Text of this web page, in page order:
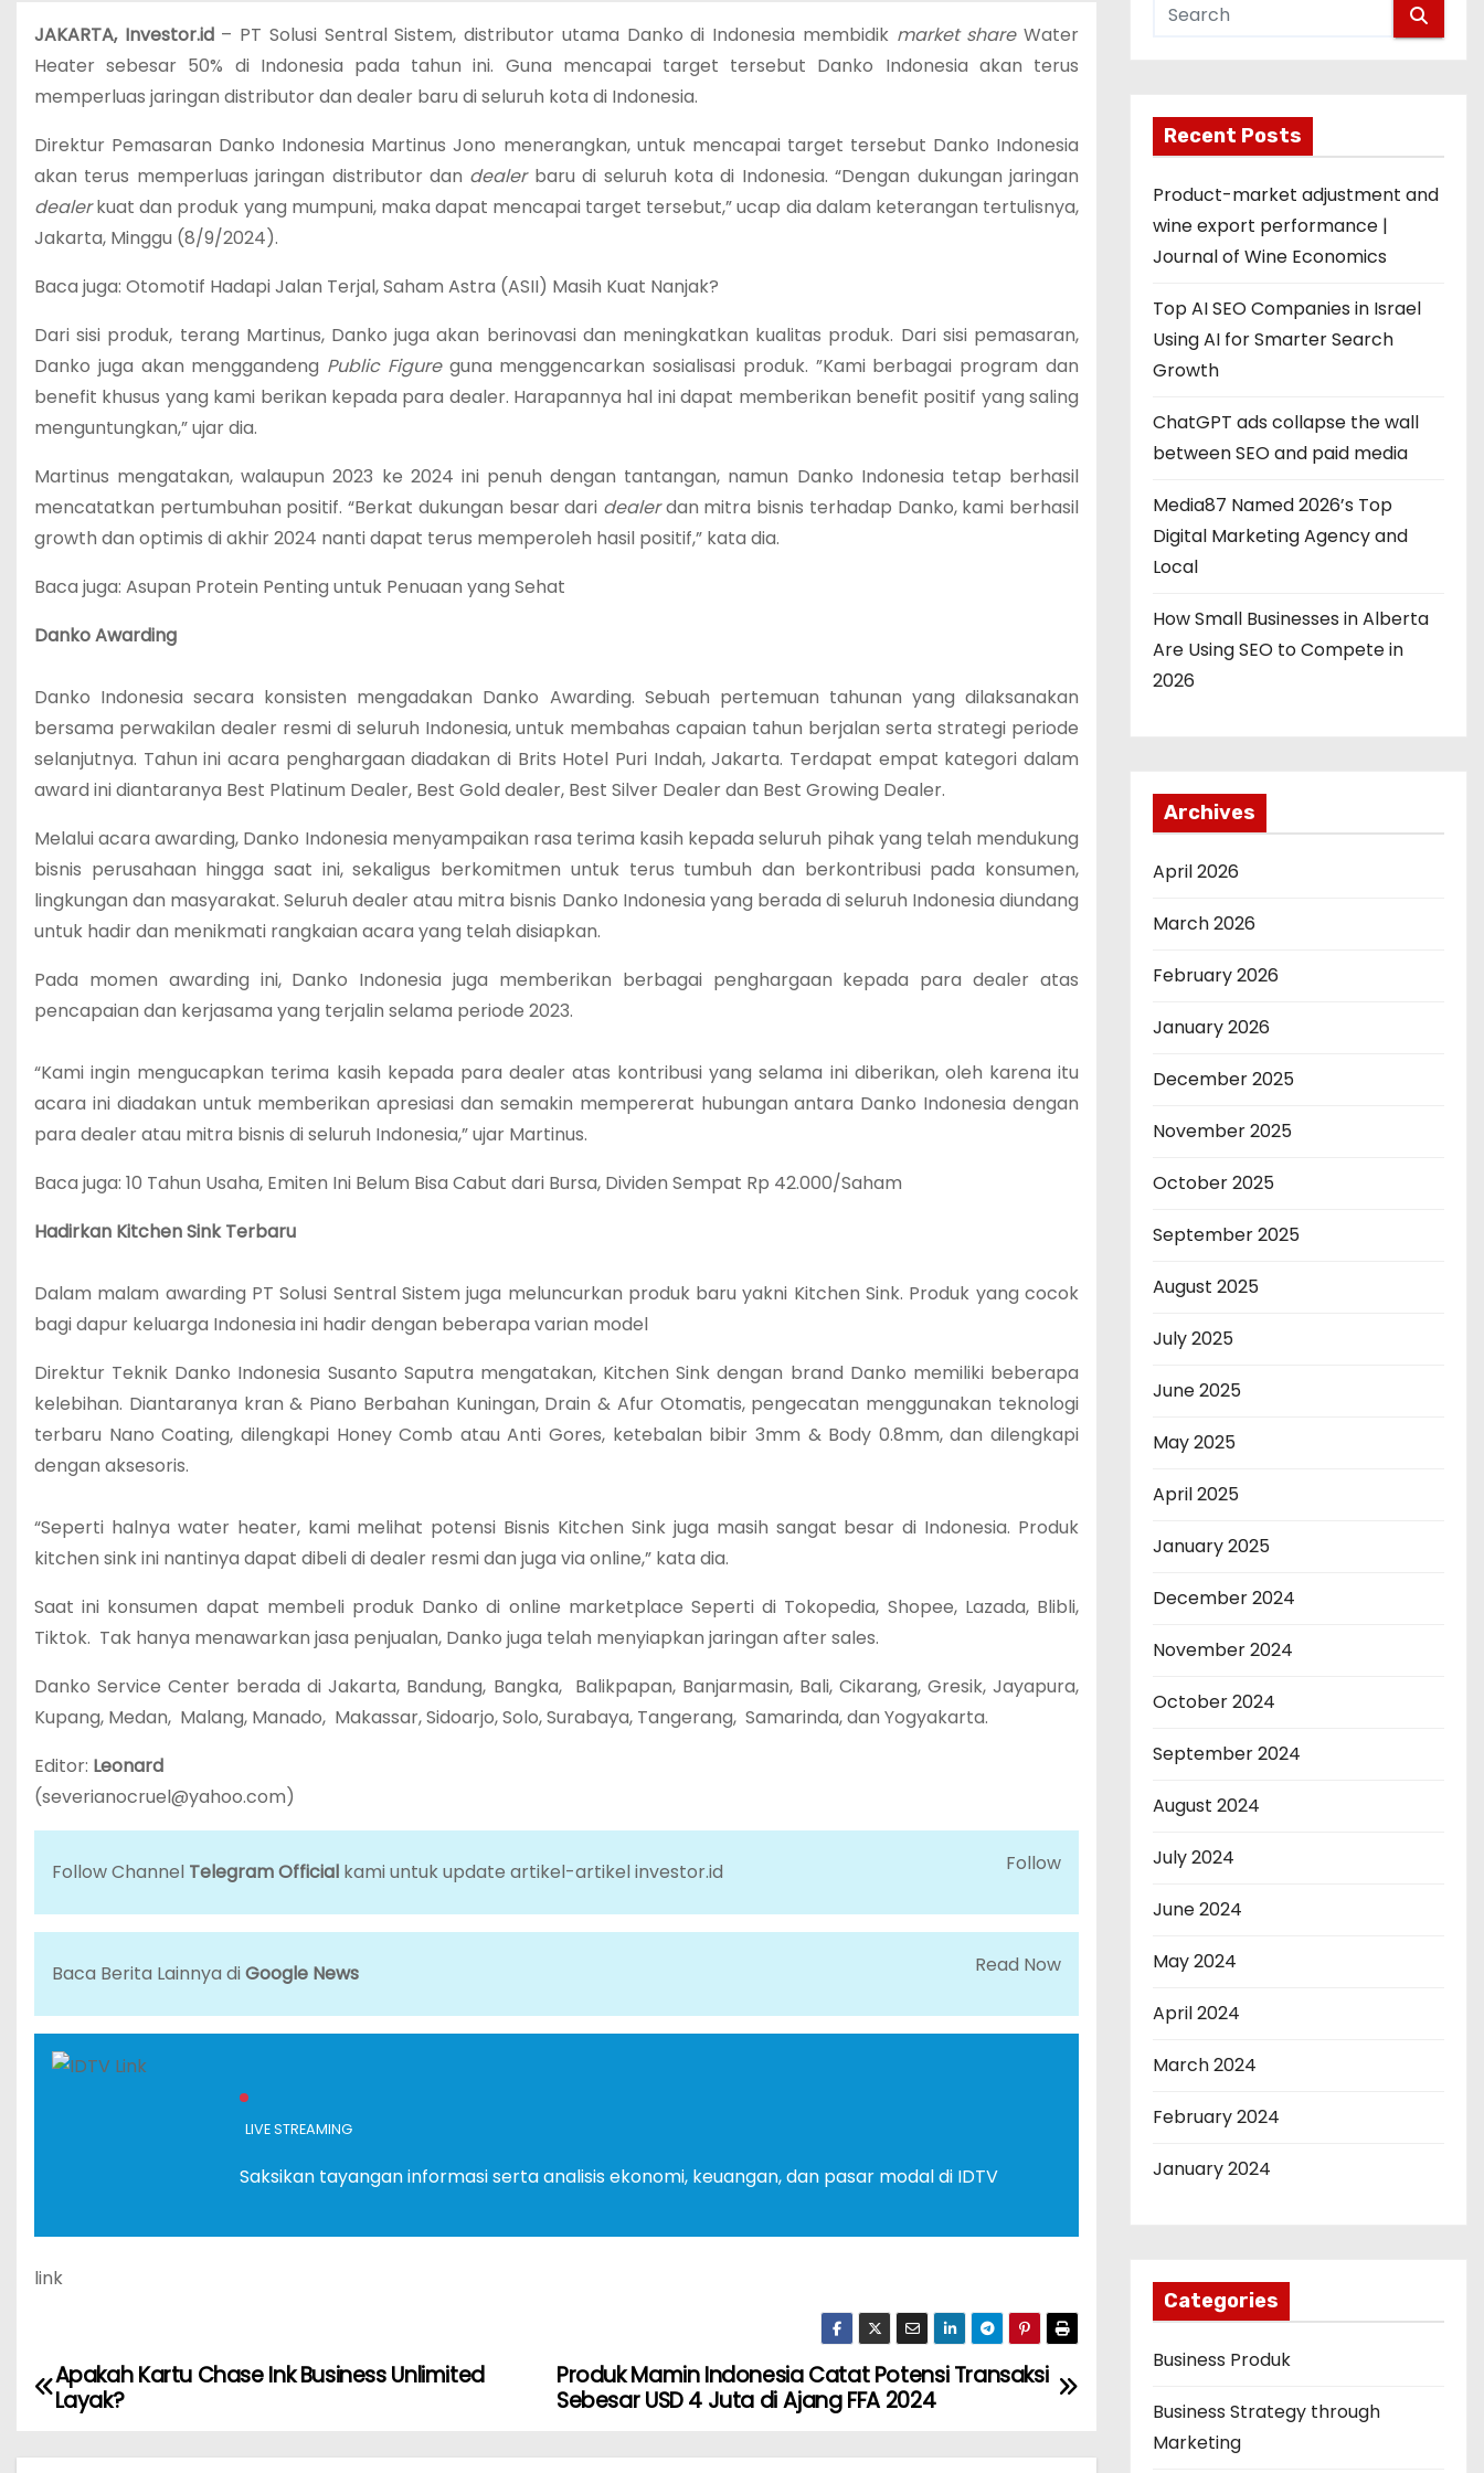
JAKARTA, Investor.id – PT Solusi Sentral Sistem, distributor utama Danko di Indonesia membidik market shareWater
Heater sebesar 50% di Indonesia pada tahun ini. Guna mencapai target tersebut Danko Indonesia akan terus
memperluas jaringan distributor dan dealer baru di seluruh kota di Indonesia.
Direktur Pemasaran Danko Indonesia Martinus Jono menerangkan, untuk mencapai target tersebut Danko Indonesia
akan terus memperluas jaringan distributor dan dealerbaru di seluruh kota di Indonesia. “Dengan dukungan jaringan
dealerkuat dan produk yang mumpuni, maka dapat mencapai target tersebut,” ucap dia dalam keterangan tertulisnya,
Jakarta, Minggu (8/9/2024).
Baca juga: Otomotif Hadapi Jalan Terjal, Saham Astra (ASII) Masih Kuat Nanjak?
Dari sisi produk, terang Martinus, Danko juga akan berinovasi dan meningkatkan kualitas produk. Dari sisi pemasaran,
Danko juga akan menggandeng Public Figureguna menggencarkan sosialisasi produk. ”Kami berbagai program dan
benefit khusus yang kami berikan kepada para dealer. Harapannya hal ini dapat memberikan benefit positif yang saling
menguntungkan,” ujar dia.
Martinus mengatakan, walaupun 2023 ke 2024 ini penuh dengan tantangan, namun Danko Indonesia tetap berhasil
mencatatkan pertumbuhan positif. “Berkat dukungan besar dari dealerdan mitra bisnis terhadap Danko, kami berhasil
growth dan optimis di akhir 2024 nanti dapat terus memperoleh hasil positif,” kata dia.
Baca juga: Asupan Protein Penting untuk Penuaan yang Sehat
Danko Awarding
Danko Indonesia secara konsisten mengadakan Danko Awarding. Sebuah pertemuan tahunan yang dilaksanakan
bersama perwakilan dealer resmi di seluruh Indonesia, untuk membahas capaian tahun berjalan serta strategi periode
selanjutnya. Tahun ini acara penghargaan diadakan di Brits Hotel Puri Indah, Jakarta. Terdapat empat kategori dalam
award ini diantaranya Best Platinum Dealer, Best Gold dealer, Best Silver Dealer dan Best Growing Dealer.
Melalui acara awarding, Danko Indonesia menyampaikan rasa terima kasih kepada seluruh pihak yang telah mendukung
bisnis perusahaan hingga saat ini, sekaligus berkomitmen untuk terus tumbuh dan berkontribusi pada konsumen,
lingkungan dan masyarakat. Seluruh dealer atau mitra bisnis Danko Indonesia yang berada di seluruh Indonesia diundang
untuk hadir dan menikmati rangkaian acara yang telah disiapkan.
Pada momen awarding ini, Danko Indonesia juga memberikan berbagai penghargaan kepada para dealer atas
pencapaian dan kerjasama yang terjalin selama periode 2023.
“Kami ingin mengucapkan terima kasih kepada para dealer atas kontribusi yang selama ini diberikan, oleh karena itu
acara ini diadakan untuk memberikan apresiasi dan semakin mempererat hubungan antara Danko Indonesia dengan
para dealer atau mitra bisnis di seluruh Indonesia,” ujar Martinus.
Baca juga: 10 Tahun Usaha, Emiten Ini Belum Bisa Cabut dari Bursa, Dividen Sempat Rp 42.000/Saham
Hadirkan Kitchen Sink Terbaru
Dalam malam awarding PT Solusi Sentral Sistem juga meluncurkan produk baru yakni Kitchen Sink. Produk yang cocok
bagi dapur keluarga Indonesia ini hadir dengan beberapa varian model
Direktur Teknik Danko Indonesia Susanto Saputra mengatakan, Kitchen Sink dengan brand Danko memiliki beberapa
kelebihan. Diantaranya kran & Piano Berbahan Kuningan, Drain & Afur Otomatis, pengecatan menggunakan teknologi
terbaru Nano Coating, dilengkapi Honey Comb atau Anti Gores, ketebalan bibir 3mm & Body 0.8mm, dan dilengkapi
dengan aksesoris.
“Seperti halnya water heater, kami melihat potensi Bisnis Kitchen Sink juga masih sangat besar di Indonesia. Produk
kitchen sink ini nantinya dapat dibeli di dealer resmi dan juga via online,” kata dia.
Saat ini konsumen dapat membeli produk Danko di online marketplace Seperti di Tokopedia, Shopee, Lazada, Blibli,
Tiktok. Tak hanya menawarkan jasa penjualan, Danko juga telah menyiapkan jaringan after sales.
Danko Service Center berada di Jakarta, Bandung, Bangka, Balikpapan, Banjarmasin, Bali, Cikarang, Gresik, Jayapura,
Kupang, Medan, Malang, Manado, Makassar, Sidoarjo, Solo, Surabaya, Tangerang, Samarinda, dan Yogyakarta.
Editor: Leonard
(severianocruel@yahoo.com)
Follow Channel Telegram Official kami untuk update artikel-artikel investor.id Follow
Baca Berita Lainnya diGoogle News Read Now
LIVE STREAMING
Saksikan tayangan informasi serta analisis ekonomi, keuangan, dan pasar modal di IDTV
link
P
Produk Mamin Indonesia Catat Potensi Transaksi
Sebesar USD 4 Juta di Ajang FFA 2024
Apakah Kartu Chase Ink Business Unlimited
Layak?
Recent Posts
Product-market adjustment and
wine export performance |
Journal of Wine Economics
Top AI SEO Companies in Israel
Using AI for Smarter Search
Growth
ChatGPT ads collapse the wall
between SEO and paid media
Media87 Named 2026’s Top
Digital Marketing Agency and
Local
How Small Businesses in Alberta
Are Using SEO to Compete in
2026
Archives
April 2026
March 2026
February 2026
January 2026
December 2025
November 2025
October 2025
September 2025
August 2025
July 2025
June 2025
May 2025
April 2025
January 2025
December 2024
November 2024
October 2024
September 2024
August 2024
July 2024
June 2024
May 2024
April 2024
March 2024
February 2024
January 2024
Categories
Business Produk
Business Strategy through
Marketing